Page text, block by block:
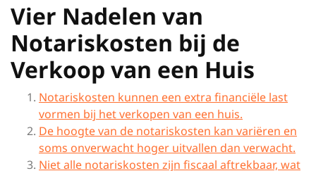
Vier Nadelen van
Notariskosten bij de
Verkoop van een Huis
Notariskosten kunnen een extra financiële last
vormen bij het verkopen van een huis.
De hoogte van de notariskosten kan variëren en
soms onverwacht hoger uitvallen dan verwacht.
Niet alle notariskosten zijn fiscaal aftrekbaar, wat